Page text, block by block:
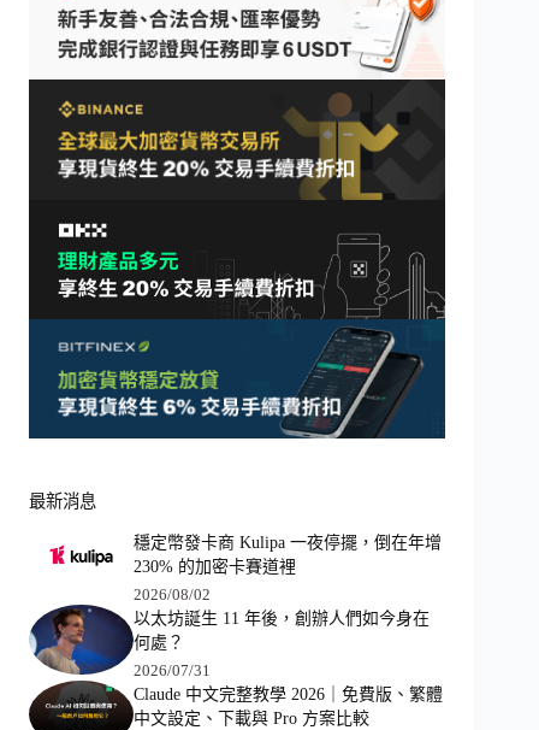
最新消息
穩定幣發卡商 Kulipa 一夜停擺，倒在年增
230% 的加密卡賽道裡
2026/08/02
以太坊誕生 11 年後，創辦人們如今身在
何處？
2026/07/31
Claude 中文完整教學 2026｜免費版、繁體
中文設定、下載與 Pro 方案比較